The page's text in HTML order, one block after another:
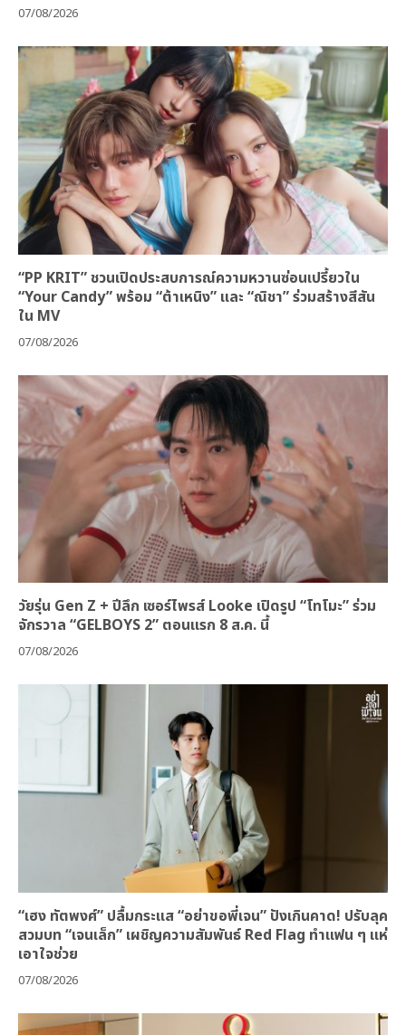
07/08/2026
“PP KRIT” ชวนเปิดประสบการณ์ความหวานซ่อนเปรี้ยวใน
“Your Candy” พร้อม “ต้าเหนิง” และ “ณิชา” ร่วมสร้างสีสัน
ใน MV
07/08/2026
วัยรุ่น Gen Z + ปีลึก เซอร์ไพรส์ Looke เปิดรูป “โทโมะ” ร่วม
จักรวาล “GELBOYS 2” ตอนแรก 8 ส.ค. นี้
07/08/2026
“เฮง ทัตพงศ์” ปลื้มกระแส “อย่าขอพี่เจน” ปังเกินคาด! ปรับลุค
สวมบท “เจนเล็ก” เผชิญความสัมพันธ์ Red Flag ทำแฟน ๆ แห่
เอาใจช่วย
07/08/2026